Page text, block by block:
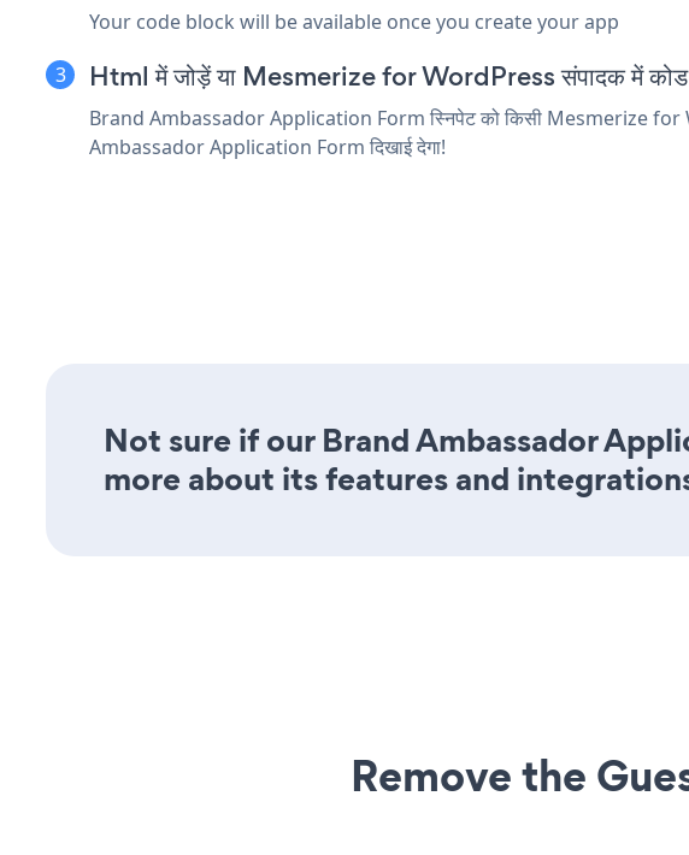
Your code block will be available once you create your app
Html में जोड़ें या Mesmerize for WordPress संपादक में कोड
Brand Ambassador Application Form स्निपेट को किसी Mesmerize for
Ambassador Application Form दिखाई देगा!
Not sure if our Brand Ambassador
more about its features and
Remove the